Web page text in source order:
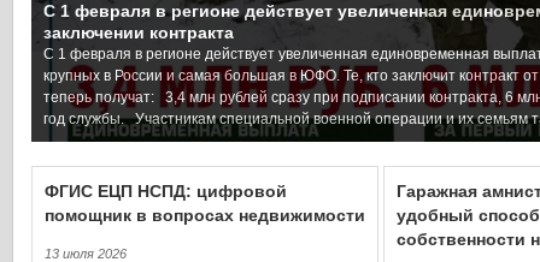
С 1 февраля в регионе действует увеличенная
заключении контракта
С 1 февраля в регионе действует увеличенная единовременная
крупных в России и самая большая в ЮФО. Те, кто заключит контракт от
теперь получат: 3,4 млн рублей сразу при подписании контракта, 6
год службы. Участникам специальной военной операции и их семьям
ФГИС ЕЦП НСПД: цифровой
помощник в вопросах недвижимости
13 июля 2026
Гаражная
удобный
собственности